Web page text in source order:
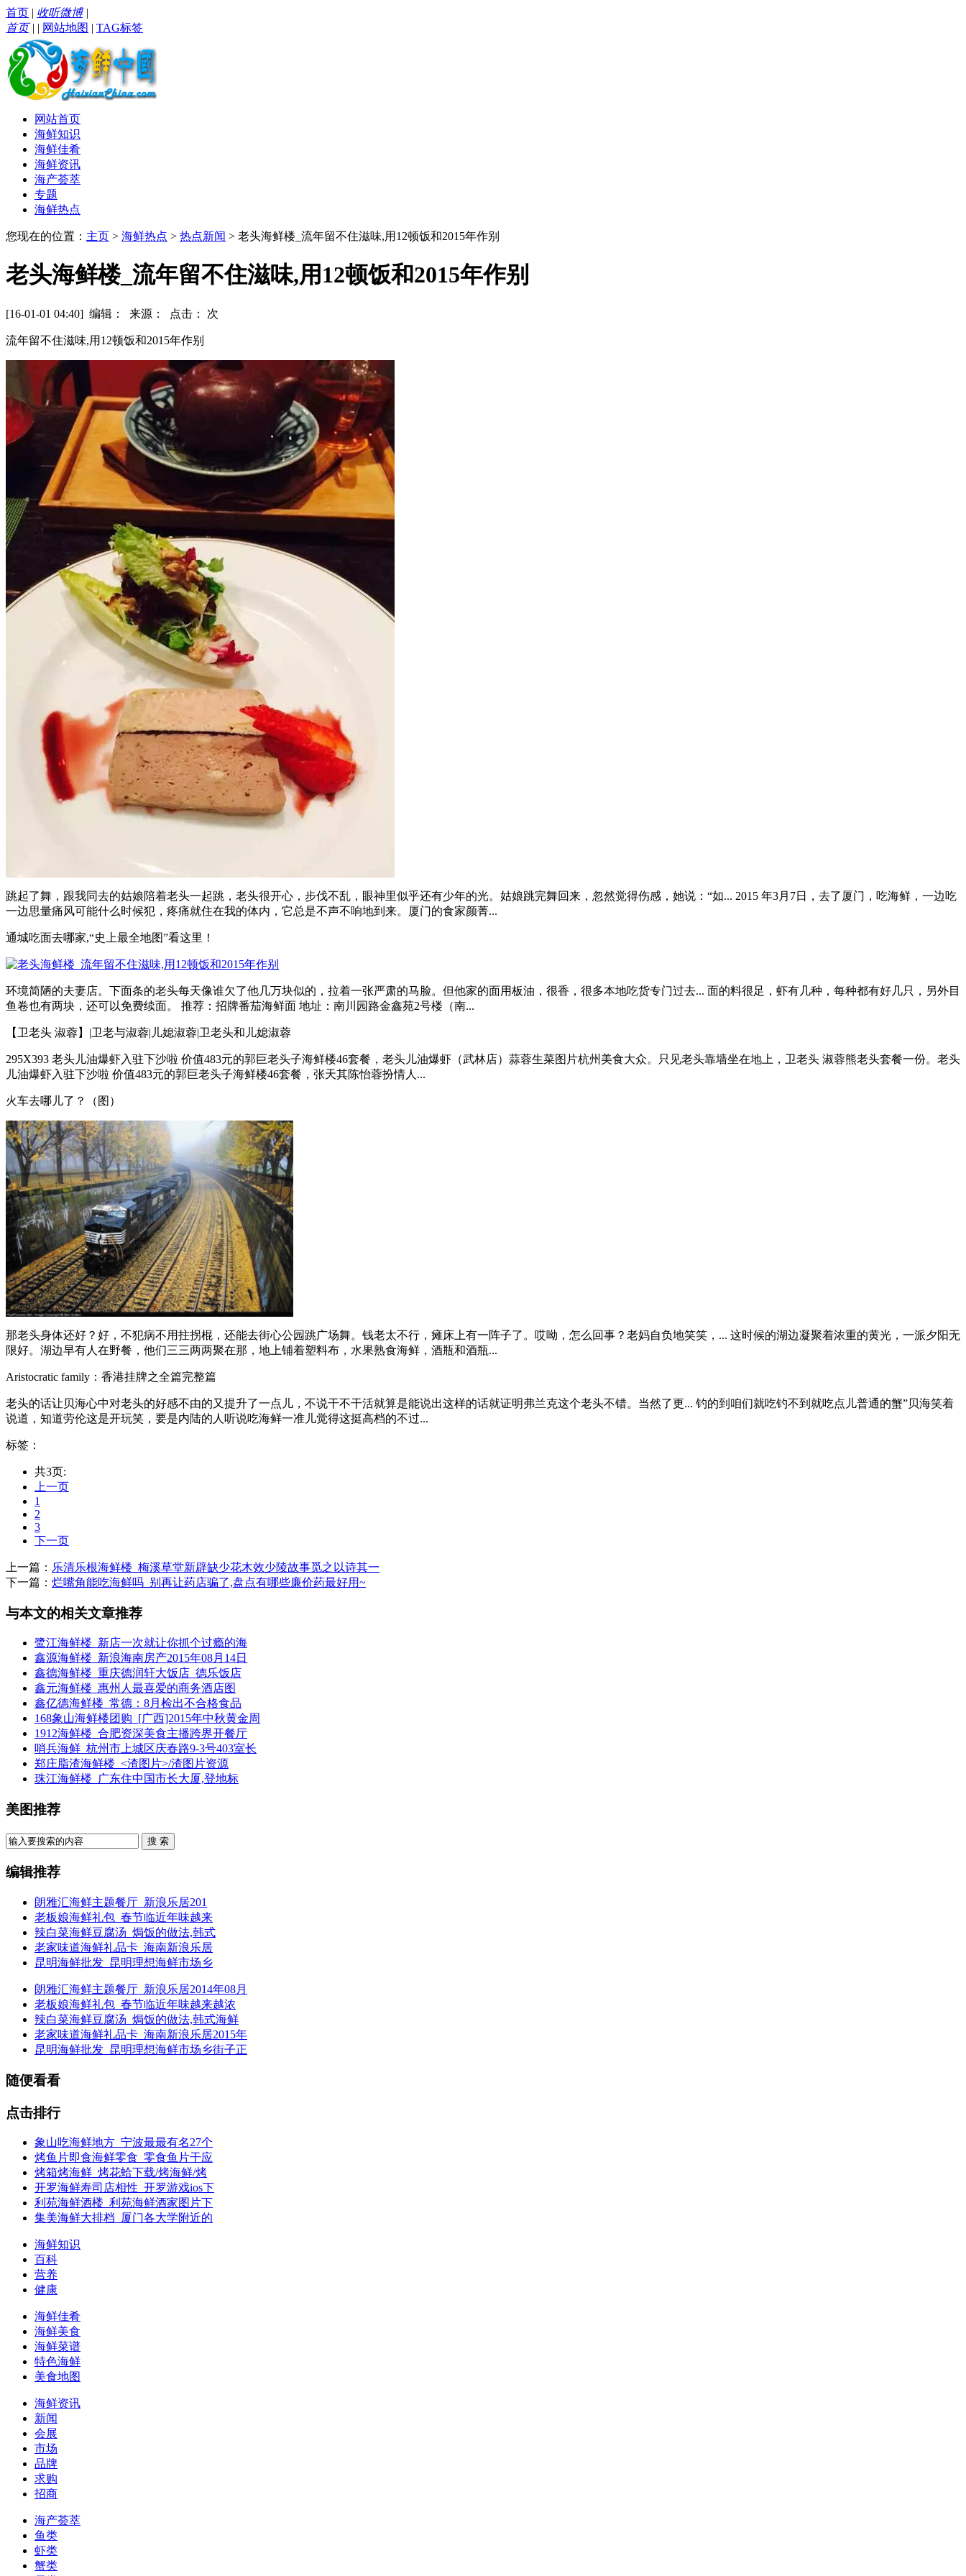
首页 | 收听微博|
首页| | 网站地图 | TAG标签
网站首页
海鲜知识
海鲜佳肴
海鲜资讯
海产荟萃
专题
海鲜热点
您现在的位置： 主页 > 海鲜热点 > 热点新闻 > 老头海鲜楼_流年留不住滋味,用12顿饭和2015年作别
老头海鲜楼_流年留不住滋味,用12顿饭和2015年作别
[16-01-01 04:40] 编辑： 来源： 点击： 次
流年留不住滋味,用12顿饭和2015年作别
跳起了舞，跟我同去的姑娘陪着老头一起跳，老头很开心，步伐不乱，眼神里似乎还有少年的光。姑娘跳完舞回来，忽然觉得伤感，她说：“如... 2015 年3月7日，去了厦门，吃海鲜，一边吃
一边思量痛风可能什么时候犯，疼痛就住在我的体内，它总是不声不响地到来。厦门的食家颜菁...
通城吃面去哪家,“史上最全地图”看这里！
环境简陋的夫妻店。下面条的老头每天像谁欠了他几万块似的，拉着一张严肃的马脸。但他家的面用板油，很香，很多本地吃货专门过去... 面的料很足，虾有几种，每种都有好几只，另外目
鱼卷也有两块，还可以免费续面。 推荐：招牌番茄海鲜面 地址：南川园路金鑫苑2号楼（南...
【卫老头 淑蓉】|卫老与淑蓉|儿媳淑蓉|卫老头和儿媳淑蓉
295X393 老头儿油爆虾入驻下沙啦 价值483元的郭巨老头子海鲜楼46套餐，老头儿油爆虾（武林店）蒜蓉生菜图片杭州美食大众。只见老头靠墙坐在地上，卫老头 淑蓉熊老头套餐一份。老头
儿油爆虾入驻下沙啦 价值483元的郭巨老头子海鲜楼46套餐，张天其陈怡蓉扮情人...
火车去哪儿了？（图）
那老头身体还好？好，不犯病不用拄拐棍，还能去街心公园跳广场舞。钱老太不行，瘫床上有一阵子了。哎呦，怎么回事？老妈自负地笑笑，... 这时候的湖边凝聚着浓重的黄光，一派夕阳无
限好。湖边早有人在野餐，他们三三两两聚在那，地上铺着塑料布，水果熟食海鲜，酒瓶和酒瓶...
Aristocratic family：香港挂牌之全篇完整篇
老头的话让贝海心中对老头的好感不由的又提升了一点儿，不说干不干活就算是能说出这样的话就证明弗兰克这个老头不错。当然了更... 钓的到咱们就吃钓不到就吃点儿普通的蟹”贝海笑着
说道，知道劳伦这是开玩笑，要是内陆的人听说吃海鲜一准儿觉得这挺高档的不过...
标签：
共3页:
上一页
1
2
3
下一页
上一篇： 乐清乐根海鲜楼_梅溪草堂新辟缺少花木效少陵故事觅之以诗其一
下一篇： 烂嘴角能吃海鲜吗_别再让药店骗了,盘点有哪些廉价药最好用~
与本文的相关文章推荐
鹭江海鲜楼_新店一次就让你抓个过瘾的海
鑫源海鲜楼_新浪海南房产2015年08月14日
鑫德海鲜楼_重庆德润轩大饭店_德乐饭店
鑫元海鲜楼_惠州人最喜爱的商务酒店图
鑫亿德海鲜楼_常德：8月检出不合格食品
168象山海鲜楼团购_[广西]2015年中秋黄金周
1912海鲜楼_合肥资深美食主播跨界开餐厅
哨兵海鲜_杭州市上城区庆春路9-3号403室长
郑庄脂渣海鲜楼_<渣图片>/渣图片资源
珠江海鲜楼_广东住中国市长大厦,登地标
美图推荐
搜 索
编辑推荐
朗雅汇海鲜主题餐厅_新浪乐居201
老板娘海鲜礼包_春节临近年味越来
辣白菜海鲜豆腐汤_焗饭的做法,韩式
老家味道海鲜礼品卡_海南新浪乐居
昆明海鲜批发_昆明理想海鲜市场乡
朗雅汇海鲜主题餐厅_新浪乐居2014年08月
老板娘海鲜礼包_春节临近年味越来越浓
辣白菜海鲜豆腐汤_焗饭的做法,韩式海鲜
老家味道海鲜礼品卡_海南新浪乐居2015年
昆明海鲜批发_昆明理想海鲜市场乡街子正
随便看看
点击排行
象山吃海鲜地方_宁波最最有名27个
烤鱼片即食海鲜零食_零食鱼片干应
烤箱烤海鲜_烤花蛤下载/烤海鲜/烤
开罗海鲜寿司店相性_开罗游戏ios下
利苑海鲜酒楼_利苑海鲜酒家图片下
集美海鲜大排档_厦门各大学附近的
海鲜知识
百科
营养
健康
海鲜佳肴
海鲜美食
海鲜菜谱
特色海鲜
美食地图
海鲜资讯
新闻
会展
市场
品牌
求购
招商
海产荟萃
鱼类
虾类
蟹类